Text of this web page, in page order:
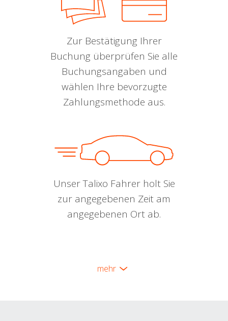
Zur Bestätigung Ihrer
Buchung überprüfen Sie alle
Buchungsangaben und
wählen Ihre bevorzugte
Zahlungsmethode aus.
Unser Talixo Fahrer holt Sie
zur angegebenen Zeit am
angegebenen Ort ab.
mehr